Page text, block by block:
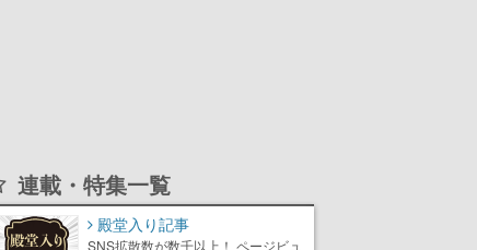
連載・特集一覧
殿堂入り記事
SNS拡散数が数千以上！ ページビュ